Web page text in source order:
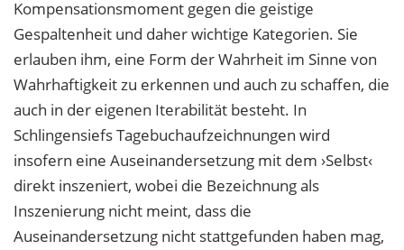
Kompensationsmoment gegen die geistige
Gespaltenheit und daher wichtige Kategorien. Sie
erlauben ihm, eine Form der Wahrheit im Sinne von
Wahrhaftigkeit zu erkennen und auch zu schaffen, die
auch in der eigenen Iterabilität besteht. In
Schlingensiefs Tagebuchaufzeichnungen wird
insofern eine Auseinandersetzung mit dem ›Selbst‹
direkt inszeniert, wobei die Bezeichnung als
Inszenierung nicht meint, dass die
Auseinandersetzung nicht stattgefunden haben mag,